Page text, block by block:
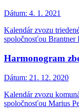
Dátum: 4. 1. 2021
Kalendár zvozu
spoločnosťou Brantner
Harmonogram
Dátum: 21. 12. 2020
Kalendár zvozu
spoločnosťou Marius